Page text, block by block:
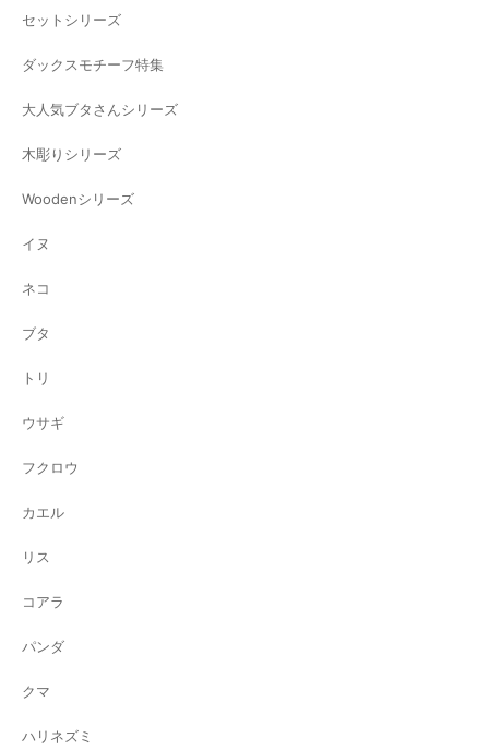
セットシリーズ
ダックスモチーフ特集
大人気ブタさんシリーズ
木彫りシリーズ
Woodenシリーズ
イヌ
ネコ
ブタ
トリ
ウサギ
フクロウ
カエル
リス
コアラ
パンダ
クマ
ハリネズミ